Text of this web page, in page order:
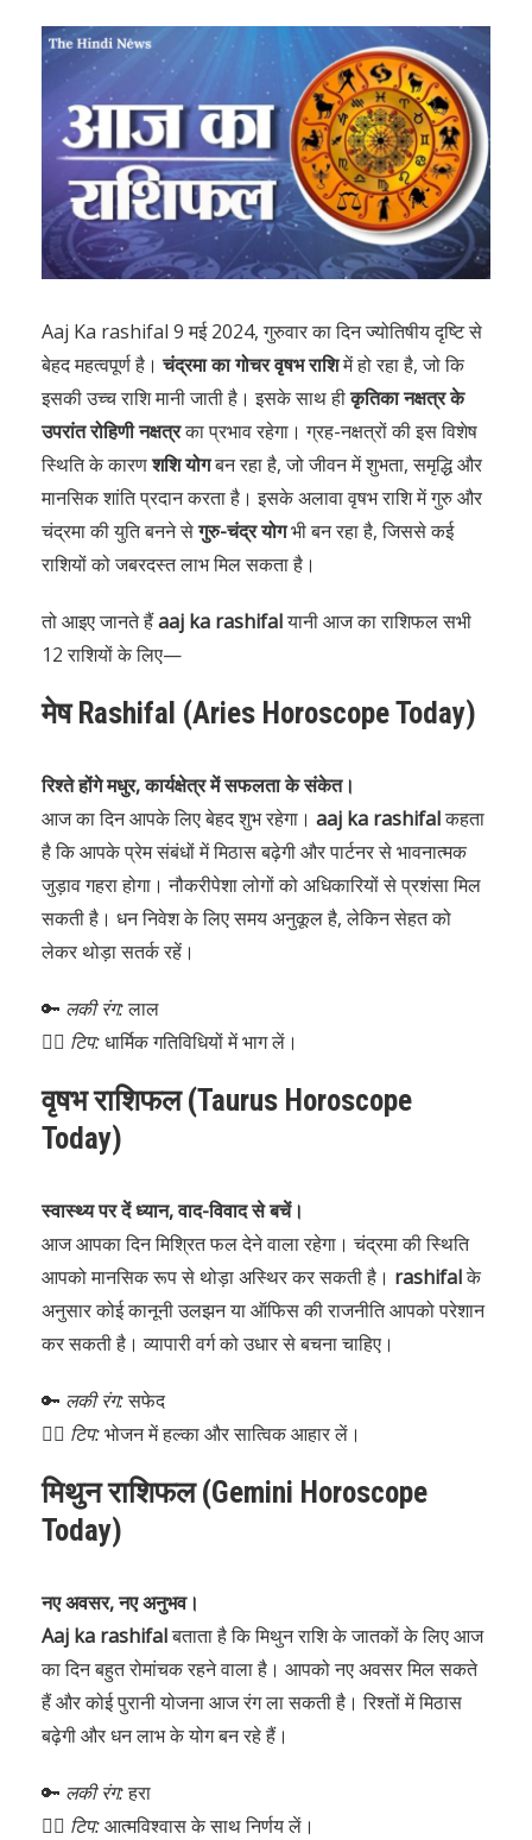
Aaj Ka rashifal 9 मई 2024, गुरुवार का दिन ज्योतिषीय दृष्टि से
बेहद महत्वपूर्ण है।चंद्रमा का गोचर वृषभ राशिमें हो रहा है, जो कि
इसकी उच्च राशि मानी जाती है। इसके साथ हीकृतिका नक्षत्र के
उपरांत रोहिणी नक्षत्रका प्रभाव रहेगा। ग्रह-नक्षत्रों की इस विशेष
स्थिति के कारणशशि योगबन रहा है, जो जीवन में शुभता, समृद्धि और
मानसिक शांति प्रदान करता है। इसके अलावा वृषभ राशि में गुरु और
चंद्रमा की युति बनने सेगुरु-चंद्र योगभी बन रहा है, जिससे कई
राशियों को जबरदस्त लाभ मिल सकता है।
तो आइए जानते हैंaaj ka rashifalयानी आज का राशिफल सभी
12 राशियों के लिए—
मेष Rashifal (Aries Horoscope Today)
रिश्ते होंगे मधुर, कार्यक्षेत्र में सफलता के संकेत।
आज का दिन आपके लिए बेहद शुभ रहेगा। aaj ka rashifalकहता
है कि आपके प्रेम संबंधों में मिठास बढ़ेगी और पार्टनर से भावनात्मक
जुड़ाव गहरा होगा। नौकरीपेशा लोगों को अधिकारियों से प्रशंसा मिल
सकती है। धन निवेश के लिए समय अनुकूल है, लेकिन सेहत को
लेकर थोड़ा सतर्क रहें।
🔑 लकी रंग:लाल
🧘‍♂️ टिप:धार्मिक गतिविधियों में भाग लें।
वृषभ राशिफल (Taurus Horoscope
Today)
स्वास्थ्य पर दें ध्यान, वाद-विवाद से बचें।
आज आपका दिन मिश्रित फल देने वाला रहेगा। चंद्रमा की स्थिति
आपको मानसिक रूप से थोड़ा अस्थिर कर सकती है। rashifalके
अनुसार कोई कानूनी उलझन या ऑफिस की राजनीति आपको परेशान
कर सकती है। व्यापारी वर्ग को उधार से बचना चाहिए।
🔑 लकी रंग:सफेद
🧘‍♀️ टिप:भोजन में हल्का और सात्विक आहार लें।
मिथुन राशिफल (Gemini Horoscope
Today)
नए अवसर, नए अनुभव।
Aaj ka rashifalबताता है कि मिथुन राशि के जातकों के लिए आज
का दिन बहुत रोमांचक रहने वाला है। आपको नए अवसर मिल सकते
हैं और कोई पुरानी योजना आज रंग ला सकती है। रिश्तों में मिठास
बढ़ेगी और धन लाभ के योग बन रहे हैं।
🔑 लकी रंग:हरा
🧘‍♂️ टिप:आत्मविश्वास के साथ निर्णय लें।